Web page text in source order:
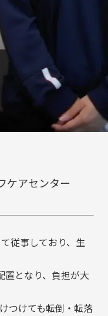
ケアセンター
従事しており、生
置となり、負担が大
つけても転倒・転落